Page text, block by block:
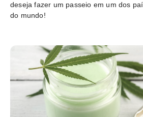
deseja fazer um passeio em um dos
do mundo!